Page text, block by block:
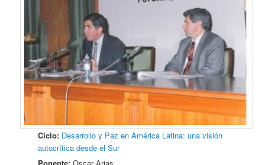
Ciclo: Desarrollo y Paz en América Latina: una visión
autocrítica desde el Sur